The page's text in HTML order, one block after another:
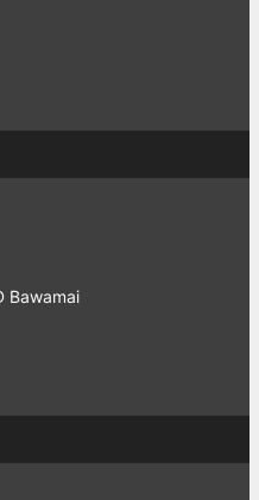
Bawamai